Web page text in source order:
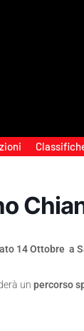
14 Ottobre a
un percorso